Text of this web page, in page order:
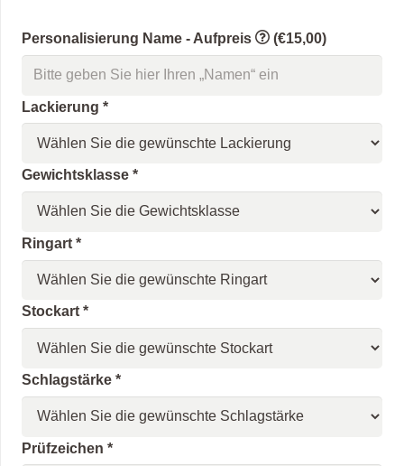
Personalisierung Name - Aufpreis (€15,00)
Lackierung *
Gewichtsklasse *
Ringart *
Stockart *
Schlagstärke *
Prüfzeichen *